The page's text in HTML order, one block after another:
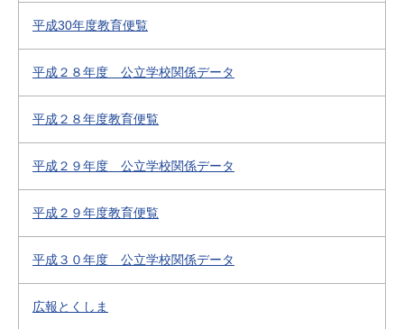
平成30年度教育便覧
平成２８年度 公立学校関係データ
平成２８年度教育便覧
平成２９年度 公立学校関係データ
平成２９年度教育便覧
平成３０年度 公立学校関係データ
広報とくしま